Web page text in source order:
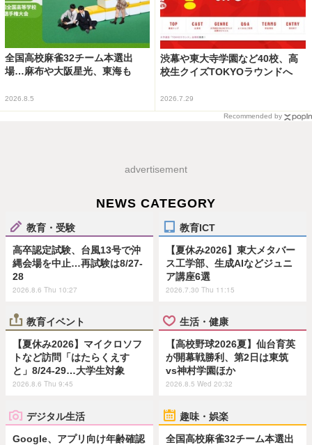
全国高校麻雀32チーム本選出
場…麻布や大阪星光、東海も
2026.8.5
渋幕や東大寺学園など40校、高
校生クイズTOKYOラウンドへ
2026.7.29
Recommended by
advertisement
NEWS CATEGORY
教育・受験
高卒認定試験、台風13号で沖
縄会場を中止…再試験は8/27-
28
2026.8.6 Thu 10:27
教育ICT
【夏休み2026】東大メタバー
ス工学部、生成AIなどジュニ
ア講座6選
2026.7.30 Thu 11:15
教育イベント
【夏休み2026】マイクロソフ
トなど訪問「はたらくえす
と」8/24-29…大学生対象
2026.8.6 Thu 9:45
生活・健康
【高校野球2026夏】仙台育英
が開幕戦勝利、第2日は東筑
vs神村学園ほか
2026.8.5 Wed 20:32
デジタル生活
Google、アプリ向け年齢確認
趣味・娯楽
全国高校麻雀32チーム本選出